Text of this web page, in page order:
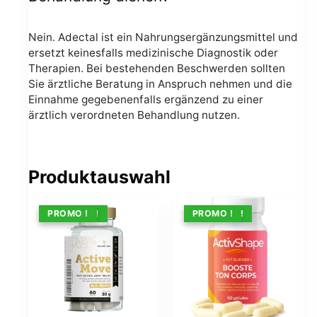
Nein. Adectal ist ein Nahrungsergänzungsmittel und
ersetzt keinesfalls medizinische Diagnostik oder
Therapien. Bei bestehenden Beschwerden sollten
Sie ärztliche Beratung in Anspruch nehmen und die
Einnahme gegebenenfalls ergänzend zu einer
ärztlich verordneten Behandlung nutzen.
Produktauswahl
ANGEBOT !
PROMO ! ANGEBOT !
PROMO !